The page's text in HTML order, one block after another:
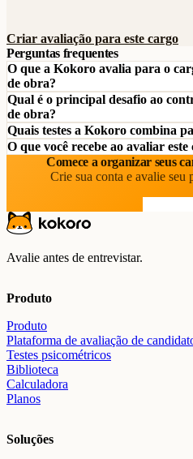
Criar avaliação para este cargo
Perguntas frequentes
O que a Kokoro avalia para o
de obra?
Qual é o principal desafio ao
de obra?
Quais testes a Kokoro combina
O que você recebe ao avaliar este
Comece a organizar seus
Crie sua conta e avalie seu
Avalie antes de entrevistar.
Produto
Produto
Plataforma de avaliação de
Testes psicométricos
Biblioteca
Calculadora
Planos
Soluções